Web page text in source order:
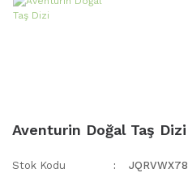
Aventurin Doğal Taş Dizi
Stok Kodu JQRVWX78